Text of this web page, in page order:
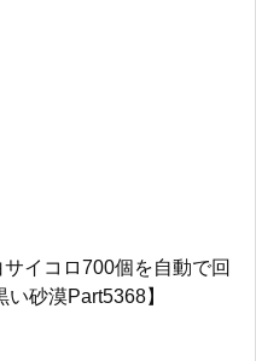
イコロ700個を自動で回
砂漠Part5368】